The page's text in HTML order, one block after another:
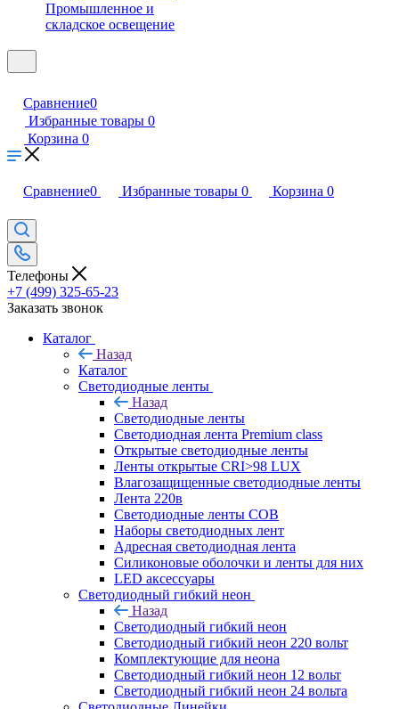
Промышленное и
складское освещение
Сравнение0
Избранные товары 0
Корзина 0
Сравнение0 Избранные товары 0 Корзина 0
Телефоны
+7 (499) 325-65-23
Заказать звонок
Каталог
Назад
Каталог
Светодиодные ленты
Назад
Светодиодные ленты
Светодиодная лента Premium class
Открытые светодиодные ленты
Ленты открытые CRI>98 LUX
Влагозащищенные светодиодные ленты
Лента 220в
Светодиодные ленты COB
Наборы светодиодных лент
Адресная светодиодная лента
Силиконовые оболочки и ленты для них
LED аксессуары
Светодиодный гибкий неон
Назад
Светодиодный гибкий неон
Светодиодный гибкий неон 220 вольт
Комплектующие для неона
Светодиодный гибкий неон 12 вольт
Светодиодный гибкий неон 24 вольта